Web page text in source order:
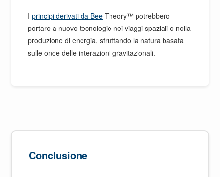
Iprincipi derivati da Bee Theory™ potrebbero
portare a nuove tecnologie nei viaggi spaziali e nella
produzione di energia, sfruttando la natura basata
sulle onde delle interazioni gravitazionali.
Conclusione